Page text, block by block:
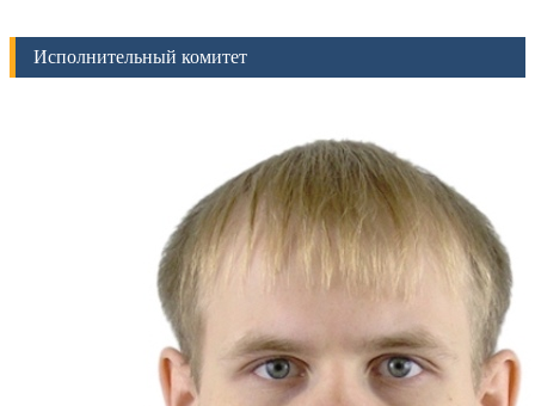
Исполнительный комитет